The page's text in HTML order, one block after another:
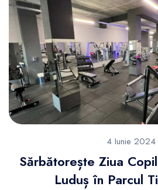
4 Iunie 2024
Sărbătorește Ziua
Luduș în Parcul